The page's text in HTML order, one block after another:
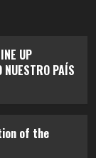
UP
NUESTRO PAÍS
of the